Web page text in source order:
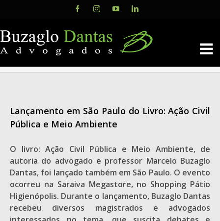
content
FacebookInstagramYouTubeLinkedIn
Lançamento em São Paulo do Livro: Ação Civil
Pública e Meio Ambiente
O livro: Ação Civil Pública e Meio Ambiente, de
autoria do advogado e professor Marcelo Buzaglo
Dantas, foi lançado também em São Paulo. O evento
ocorreu na Saraiva Megastore, no Shopping Pátio
Higienópolis. Durante o lançamento, Buzaglo Dantas
recebeu diversos magistrados e advogados